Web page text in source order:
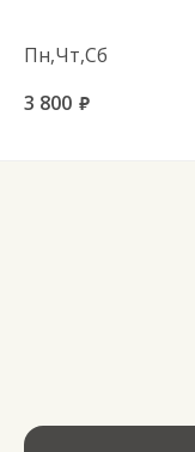
Пн,Чт,Сб
3 800 руб.